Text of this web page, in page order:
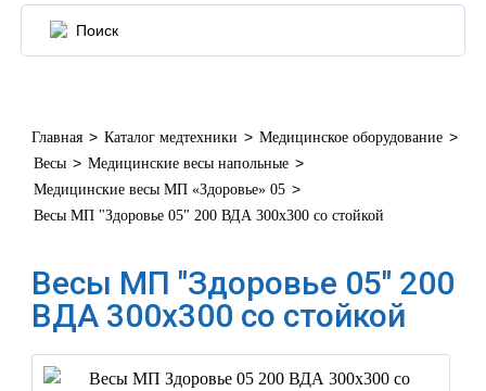
Главная > Каталог медтехники > Медицинское оборудование >
Весы > Медицинские весы напольные >
Медицинские весы МП «Здоровье» 05 >
Весы МП "Здоровье 05" 200 ВДА 300х300 со стойкой
Весы МП "Здоровье 05" 200
ВДА 300х300 со стойкой